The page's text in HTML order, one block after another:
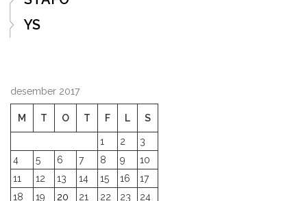
YS
desember 2017
M T O T F L S
1 2
3
4
5 6 7 8 9
10
11
12 13 14 15 16
17
18
19 20 21 22 23 24